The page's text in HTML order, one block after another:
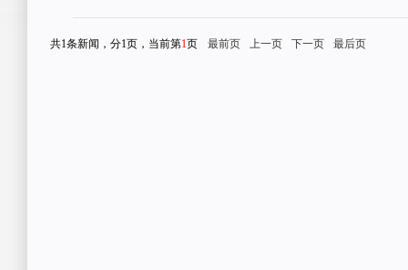
共1条新闻，分1页，当前第1页 最前页 上一页 下一页 最后页